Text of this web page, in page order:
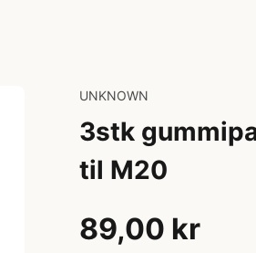
UNKNOWN
3stk
til M20
89,00 kr